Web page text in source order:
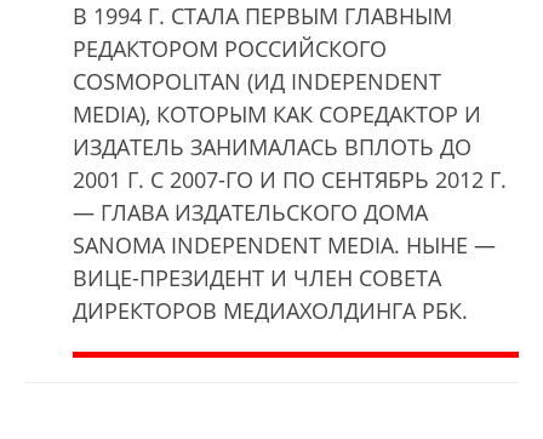
В 1994 Г. СТАЛА ПЕРВЫМ ГЛАВНЫМ
РЕДАКТОРОМ РОССИЙСКОГО
COSMOPOLITAN (ИД INDEPENDENT
MEDIA), КОТОРЫМ КАК СОРЕДАКТОР И
ИЗДАТЕЛЬ ЗАНИМАЛАСЬ ВПЛОТЬ ДО
2001 Г. С 2007-ГО И ПО СЕНТЯБРЬ 2012 Г.
— ГЛАВА ИЗДАТЕЛЬСКОГО ДОМА
SANOMA INDEPENDENT MEDIA. НЫНЕ —
ВИЦЕ-ПРЕЗИДЕНТ И ЧЛЕН СОВЕТА
ДИРЕКТОРОВ МЕДИАХОЛДИНГА РБК.